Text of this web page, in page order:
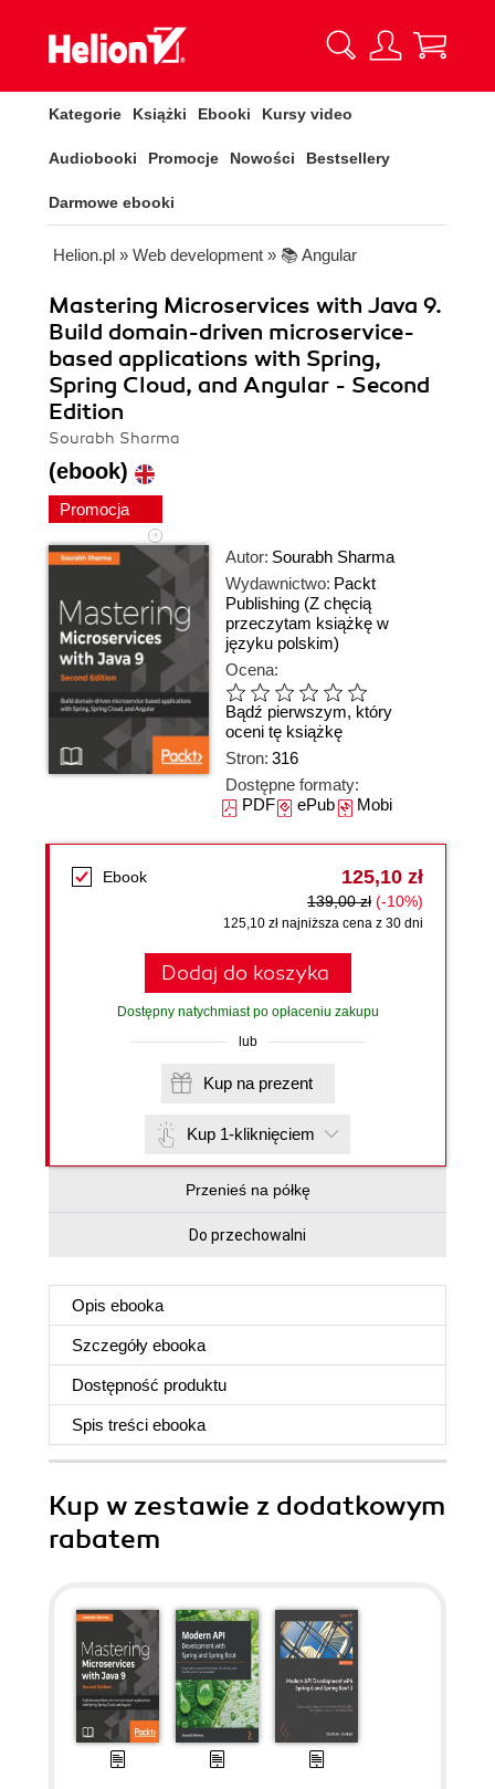
Kategorie Książki Ebooki Kursy video
Audiobooki Promocje Nowości Bestsellery
Darmowe ebooki
Helion.pl » Web development » 📚 Angular
Mastering Microservices with Java 9.
Build domain-driven microservice-
based applications with Spring,
Spring Cloud, and Angular - Second
Edition
Sourabh Sharma
(ebook)
Promocja
Autor: Sourabh Sharma
Wydawnictwo: Packt
Publishing (Z chęcią
przeczytam książkę w
języku polskim)
Ocena:
Bądź pierwszym, który
oceni tę książkę
Stron: 316
Dostępne formaty:
PDFePubMobi
Ebook 125,10 zł
139,00 zł (-10%)
125,10 zł najniższa cena z 30 dni
Dodaj do koszyka
Dostępny natychmiast po opłaceniu zakupu
lub
Kup na prezent
Kup 1-kliknięciem
Przenieś na półkę
Do przechowalni
Opis ebooka
Szczegóły ebooka
Dostępność produktu
Spis treści ebooka
Kup w zestawie z dodatkowym
rabatem